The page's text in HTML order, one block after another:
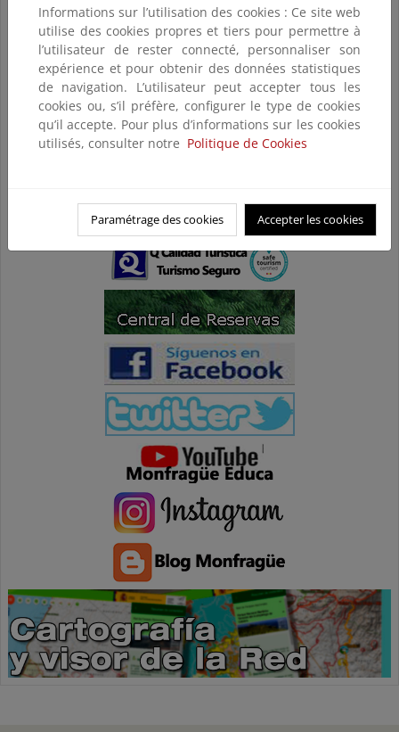
Informations sur l’utilisation des cookies : Ce site web
utilise des cookies propres et tiers pour permettre à
l’utilisateur de rester connecté, personnaliser son
expérience et pour obtenir des données statistiques
de navigation. L’utilisateur peut accepter tous les
cookies ou, s’il préfère, configurer le type de cookies
qu’il accepte. Pour plus d’informations sur les cookies
utilisés, consulter notre Politique de Cookies
Paramétrage des cookies Accepter les cookies